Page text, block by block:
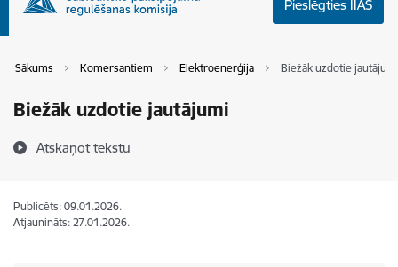
Pieslēgties IIAS
Sākums Komersantiem Elektroenerģija Biežāk uzdotie jautājumi
Biežāk uzdotie jautājumi
Atskaņot tekstu
Publicēts: 09.01.2026.
Atjaunināts: 27.01.2026.